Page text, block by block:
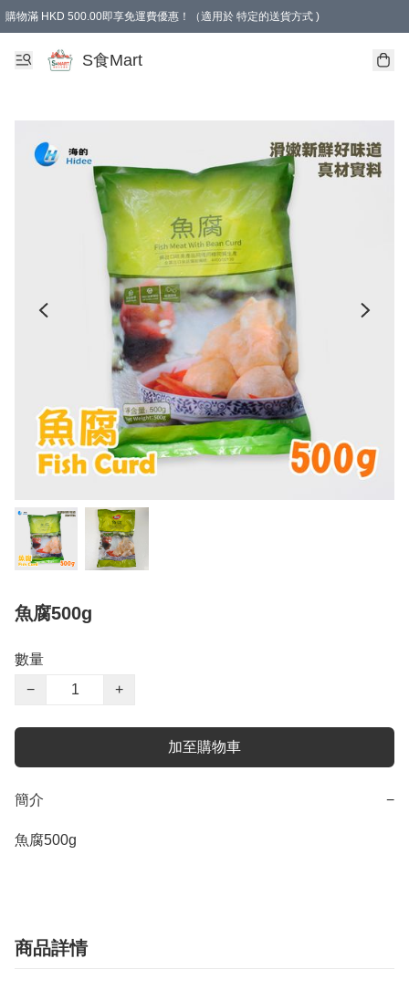
購物滿 HKD 500.00即享免運費優惠！（適用於 特定的送貨方式 )
S食Mart
魚腐500g
數量
−
+
加至購物車
簡介 −
魚腐500g
商品詳情